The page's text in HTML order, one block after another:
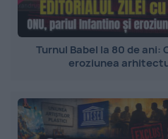
Turnul Babel la 80 de ani:
eroziunea